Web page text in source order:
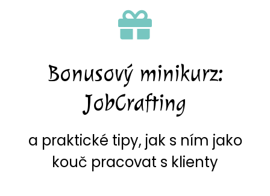
Bonusový minikurz:
JobCrafting
a praktické tipy, jak s ním jako
kouč pracovat s klienty